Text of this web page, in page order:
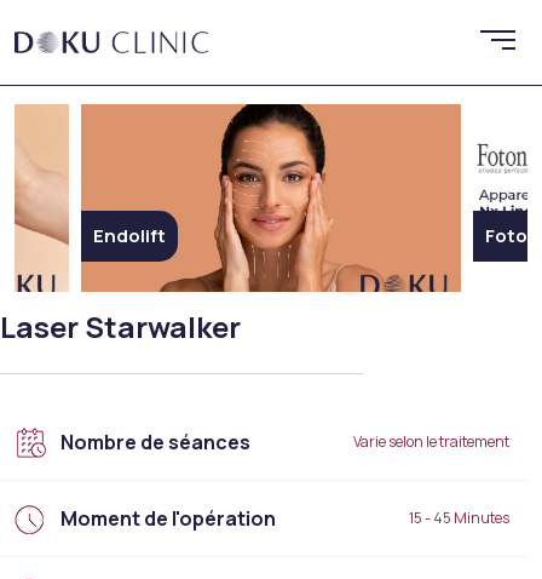
Fotona SP
Laser Starwalker
Nombre de séances Varie selon le traitement
Moment de l'opération 15 - 45 Minutes